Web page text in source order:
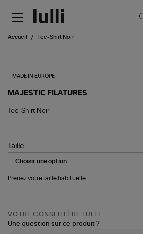
Accueil Tee-Shirt Noir
MADE IN EUROPE
MAJESTIC FILATURES
Tee-
Tee-Shirt Noir
Taille
Prenez votre taille habituelle.
VOTRE CONSEILLÈRE LULLI
Une question sur ce produit ?